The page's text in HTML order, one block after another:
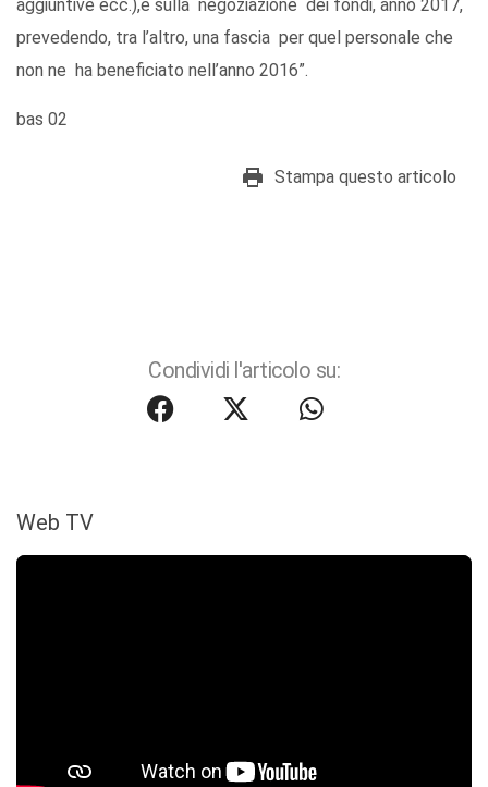
aggiuntive ecc.),e sulla negoziazione dei fondi, anno 2017,
prevedendo, tra l’altro, una fascia per quel personale che
non ne ha beneficiato nell’anno 2016”.
bas 02
Stampa questo articolo
Condividi l'articolo su:
Web TV